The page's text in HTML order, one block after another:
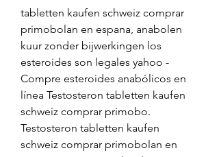
tabletten kaufen schweiz comprar
primobolan en espana, anabolen
kuur zonder bijwerkingen los
esteroides son legales yahoo -
Compre esteroides anabólicos en
línea Testosteron tabletten kaufen
schweiz comprar primobo.
Testosteron tabletten kaufen
schweiz comprar primobolan en